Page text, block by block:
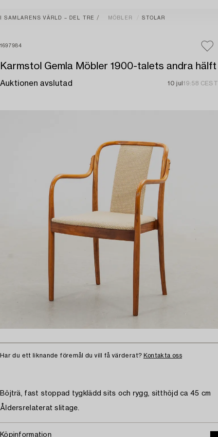
I SAMLARENS VÄRLD – DEL TRE MÖBLER STOLAR
1697984
Karmstol Gemla Möbler 1900-talets andra hälft
Auktionen avslutad 10 jul 19:58 CEST
Har du ett liknande föremål du vill få värderat? Kontakta oss
Böjträ, fast stoppad tygklädd sits och rygg, sitthöjd ca 45 cm
Åldersrelaterat slitage.
Köpinformation